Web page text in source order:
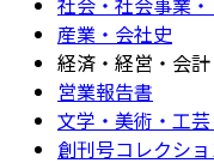
産業・会社史
経済・経営・会
営業報告書
文学・美術・工
創刊号コレクシ